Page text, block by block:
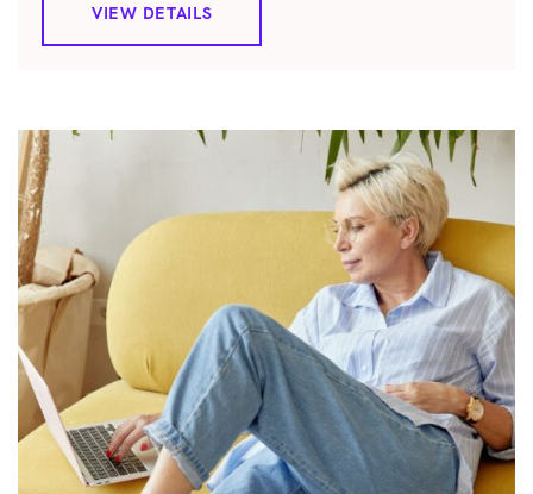
VIEW DETAILS